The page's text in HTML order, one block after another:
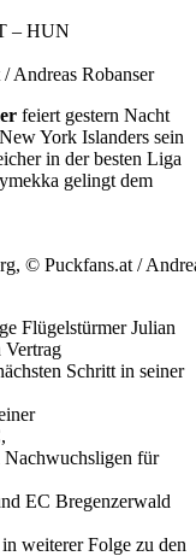
– HUN
Andreas Robanser
feiert gestern Nacht
York Islanders sein
in der besten Liga
gelingt dem
© Puckfans.at /
Flügelstürmer Julian
Vertrag
Schritt in seiner
Nachwuchsligen für
EC Bregenzerwald
weiterer Folge zu den